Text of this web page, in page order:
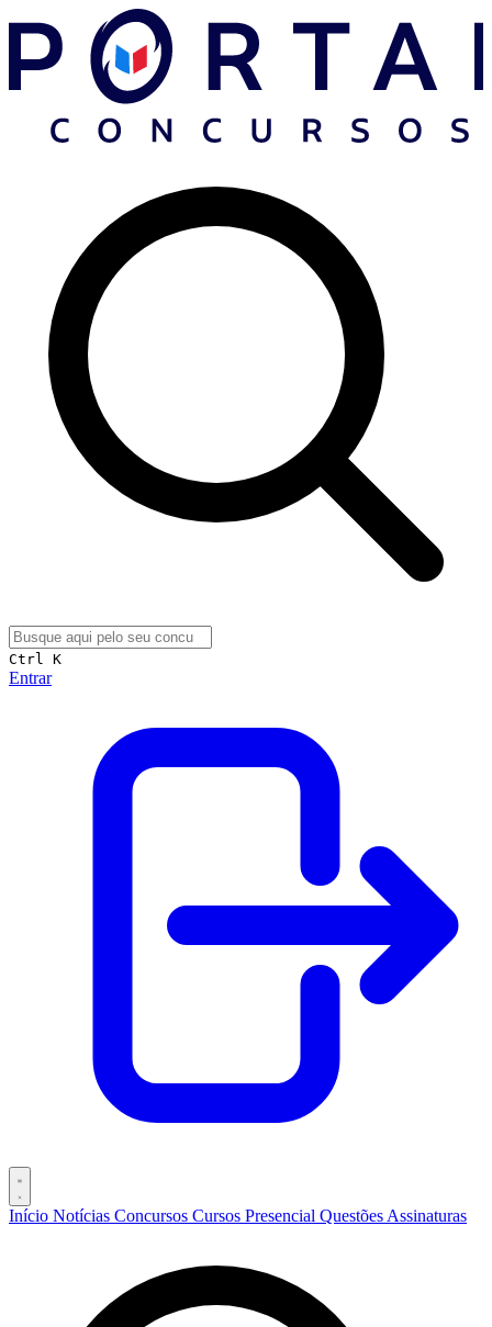
Ctrl K
Entrar
Início Notícias Concursos Cursos Presencial Questões Assinaturas